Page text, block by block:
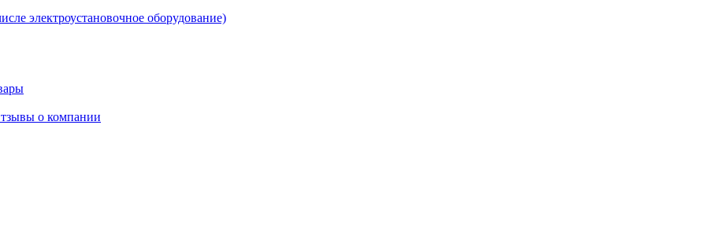
электроустановочное оборудование)
о компании